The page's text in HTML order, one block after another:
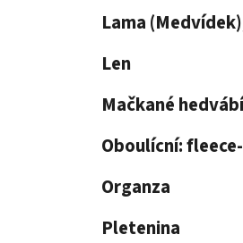
Lama
Len
Mačkané hedvábí
Oboulícní:
Organza
Pletenina